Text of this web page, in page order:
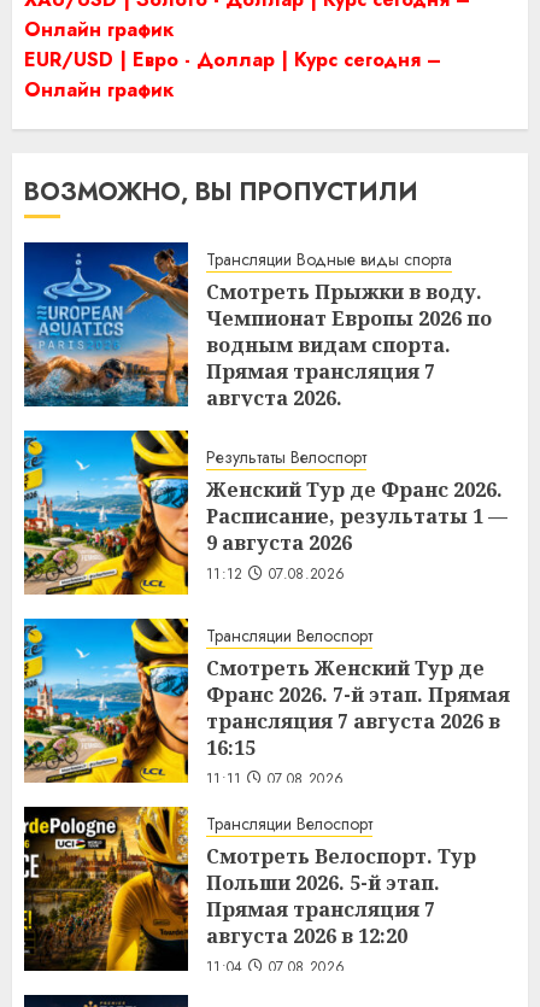
Онлайн график
EUR/USD | Евро - Доллар | Курс сегодня –
Онлайн график
ВОЗМОЖНО, ВЫ ПРОПУСТИЛИ
Трансляции Водные виды спорта
Смотреть Прыжки в воду.
Чемпионат Европы 2026 по
водным видам спорта.
Прямая трансляция 7
августа 2026.
Результаты Велоспорт
Женский Тур де Франс 2026.
Расписание, результаты 1 —
9 августа 2026
11:12 07.08.2026
Трансляции Велоспорт
Смотреть Женский Тур де
Франс 2026. 7-й этап. Прямая
трансляция 7 августа 2026 в
16:15
11:11 07.08.2026
Трансляции Велоспорт
Смотреть Велоспорт. Тур
Польши 2026. 5-й этап.
Прямая трансляция 7
августа 2026 в 12:20
11:04 07.08.2026